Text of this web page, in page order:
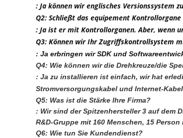
: Ja können wir englisches Versionssystem
Q2: Schließt das equipement Kontrollorgane
: Ja ist er mit Kontrollorganen. Aber, wenn
Q3: Können wir Ihr Zugriffskontrollsystem
: Ja erbringen wir SDK und
Q4: Wie können wir die Drehkreuze/die
: Ja zu installieren ist einfach, wir hat
Stromversorgungskabel und Internet-
Q5: Was ist die Stärke Ihre Firma?
: Wir sind der Spitzenhersteller 3 auf dem
R&D-Gruppe mit 160 Menschen, 15
Q6: Wie tun Sie Kundendienst?